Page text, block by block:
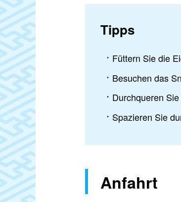
Tipps
Füttern Sie die
Besuchen das
Durchqueren
Spazieren Sie
Anfahrt